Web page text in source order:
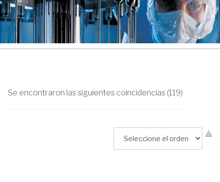
Se encontraron las siguientes coincidencias (119)